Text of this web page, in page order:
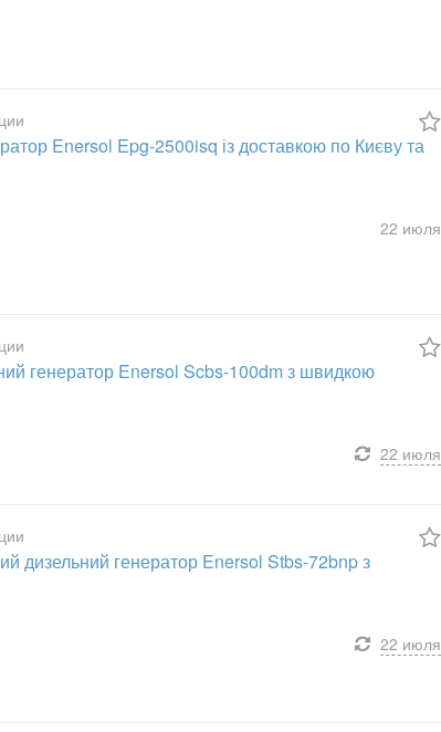
Enersol Epg-2500isq із доставкою по Києву та
22 июля
генератор Enersol Scbs-100dm з швидкою
22 июля
дизельний генератор Enersol Stbs-72bnp з
22 июля